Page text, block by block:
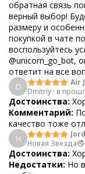
обратная связь
верный выбор!
размеру и
покупкой в чате
воспользуйтесь
@unicorn_go_bot,
ответит на все
D
Air
Dmitriy · в
Достоинства:
Комментарий:
качество тоже
Н
Новая
Достоинства:
Недостатки: Но